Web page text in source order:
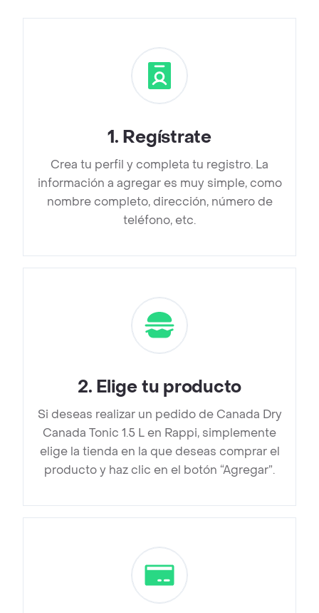
1. Regístrate
Crea tu perfil y completa tu registro. La
información a agregar es muy simple, como
nombre completo, dirección, número de
teléfono, etc.
2. Elige tu producto
Si deseas realizar un pedido de Canada Dry
Canada Tonic 1.5 L en Rappi, simplemente
elige la tienda en la que deseas comprar el
producto y haz clic en el botón “Agregar”.